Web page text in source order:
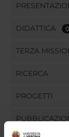
DIDATTICA 0
TERZA
RICERCA
PROGETTI